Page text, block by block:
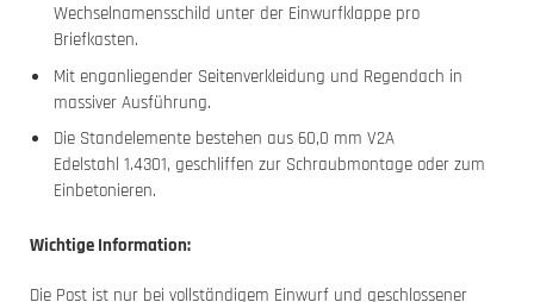
Wechselnamensschild unter der Einwurfklappe pro
Briefkasten.
Mit enganliegender Seitenverkleidung und Regendach in
massiver Ausführung.
Die Standelemente bestehen aus 60,0 mm V2A
Edelstahl 1.4301, geschliffen zur Schraubmontage oder zum
Einbetonieren.
Wichtige Information:
Die Post ist nur bei vollständigem Einwurf und geschlossener